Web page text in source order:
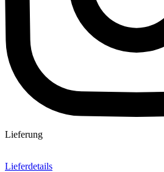
Lieferung
Lieferdetails